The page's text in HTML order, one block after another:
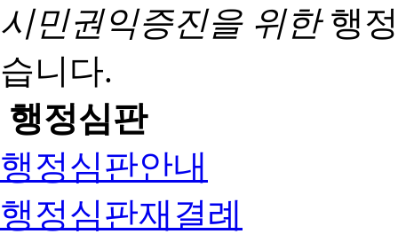
시민권익증진을 위한행
습니다.
행정심판
행정심판안내
행정심판재결례